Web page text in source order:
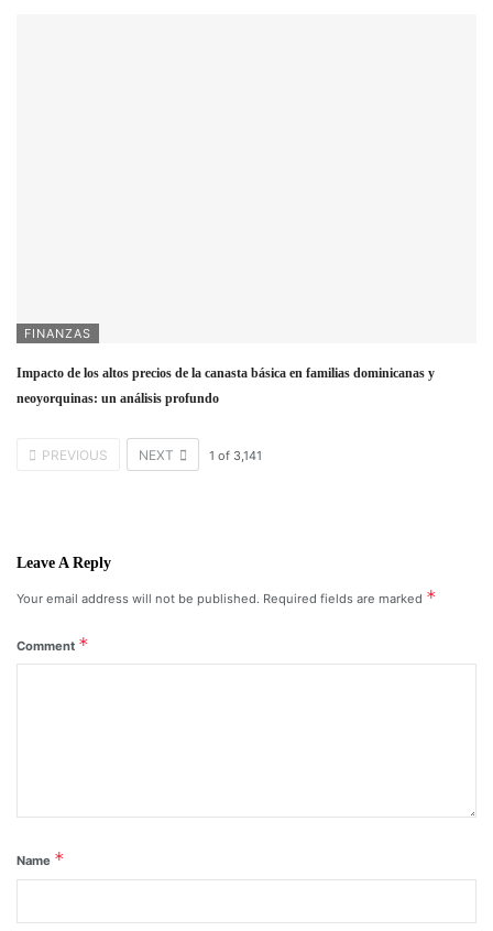
FINANZAS
Impacto de los altos precios de la canasta básica en familias dominicanas y
neoyorquinas: un análisis profundo
PREVIOUS NEXT 1 of 3,141
Leave A Reply
Your email address will not be published. Required fields are marked *
Comment *
Name *